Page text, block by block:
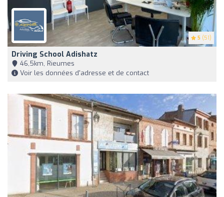
5 (51)
Driving School Adishatz
46,5km, Rieumes
Voir les données d'adresse et de contact